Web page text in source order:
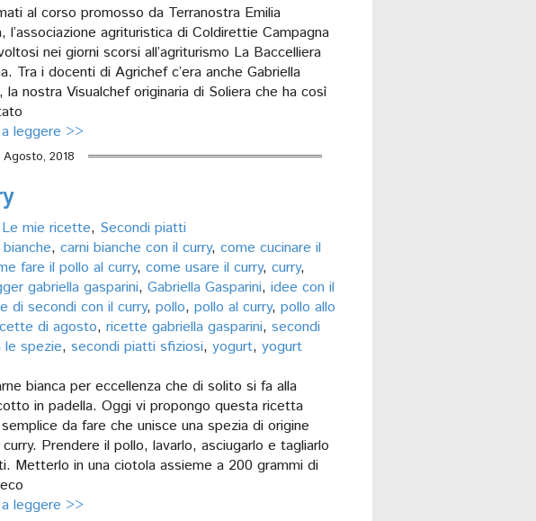
al corso promosso da Terranostra Emilia
l’associazione agrituristica di Coldirettie Campagna
nei giorni scorsi all’agriturismo La Baccelliera
Tra i docenti di Agrichef c’era anche Gabriella
la nostra Visualchef originaria di Soliera che ha così
leggere >>
Agosto, 2018
Le mie ricette, Secondi piatti
, carni bianche con il curry, come cucinare il
fare il pollo al curry, come usare il curry, curry,
gabriella gasparini, Gabriella Gasparini, idee con il
di secondi con il curry, pollo, pollo al curry, pollo allo
di agosto, ricette gabriella gasparini, secondi
spezie, secondi piatti sfiziosi, yogurt, yogurt
bianca per eccellenza che di solito si fa alla
in padella. Oggi vi propongo questa ricetta
da fare che unisce una spezia di origine
curry. Prendere il pollo, lavarlo, asciugarlo e tagliarlo
Metterlo in una ciotola assieme a 200 grammi di
leggere >>